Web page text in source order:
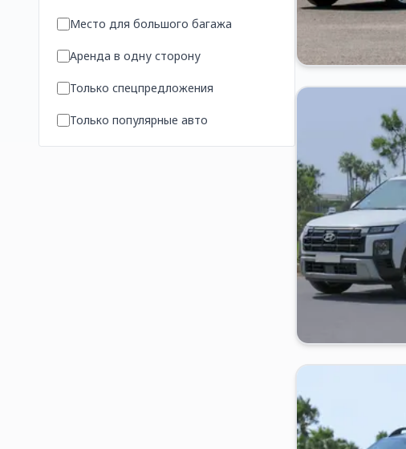
Место для большого багажа
Аренда в одну сторону
Только спецпредложения
Только популярные авто